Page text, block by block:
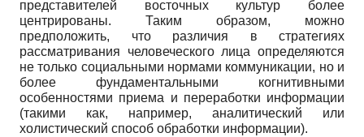
представителей восточных культур более
центрированы. Таким образом, можно
предположить, что различия в стратегиях
рассматривания человеческого лица определяются
не только социальными нормами коммуникации, но и
более фундаментальными когнитивными
особенностями приема и переработки информации
(такими как, например, аналитический или
холистический способ обработки информации).